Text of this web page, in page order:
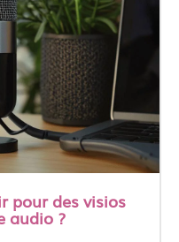
pour des visios
audio ?